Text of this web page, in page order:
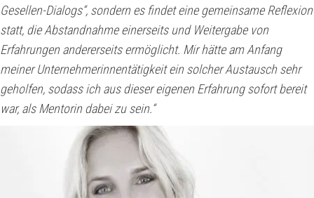
Gesellen-Dialogs“, sondern es findet eine gemeinsame Reflexion
statt, die Abstandnahme einerseits und Weitergabe von
Erfahrungen andererseits ermöglicht. Mir hätte am Anfang
meiner Unternehmerinnentätigkeit ein solcher Austausch sehr
geholfen, sodass ich aus dieser eigenen Erfahrung sofort bereit
war, als Mentorin dabei zu sein.“